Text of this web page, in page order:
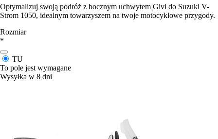
Optymalizuj swoją podróż z bocznym uchwytem Givi do Suzuki V-
Strom 1050, idealnym towarzyszem na twoje motocyklowe przygody.
Rozmiar
*
TU
To pole jest wymagane
Wysyłka w 8 dni